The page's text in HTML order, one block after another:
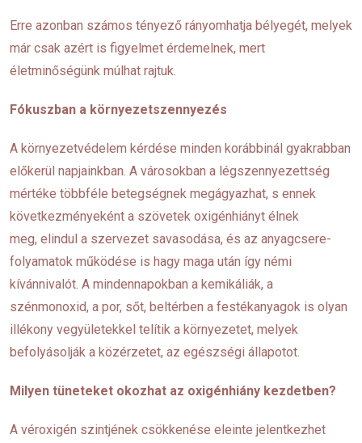
Erre azonban számos tényező rányomhatja bélyegét, melyek
már csak azért is figyelmet érdemelnek, mert
életminőségünk múlhat rajtuk.
Fókuszban a környezetszennyezés
A környezetvédelem kérdése minden korábbinál gyakrabban
előkerül napjainkban. A városokban a légszennyezettség
mértéke többféle betegségnek megágyazhat, s ennek
következményeként a szövetek oxigénhiányt élnek
meg, elindul a szervezet savasodása, és az anyagcsere-
folyamatok működése is hagy maga után így némi
kívánnivalót. A mindennapokban a kemikáliák, a
szénmonoxid, a por, sőt, beltérben a festékanyagok is olyan
illékony vegyületekkel telítik a környezetet, melyek
befolyásolják a közérzetet, az egészségi állapotot.
Milyen tüneteket okozhat az oxigénhiány kezdetben?
A véroxigén szintjének csökkenése eleinte jelentkezhet